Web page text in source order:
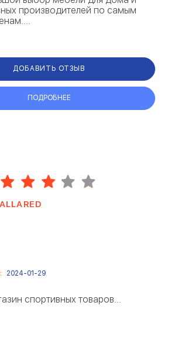
производителей по самым
ДОБАВИТЬ ОТЗЫВ
ПОДРОБНЕЕ
2024-01-29
спортивных товаров...